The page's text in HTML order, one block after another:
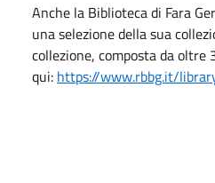
Anche la Biblioteca di Fara
una selezione della sua
collezione, composta da
qui: https://www.rbbg.it/